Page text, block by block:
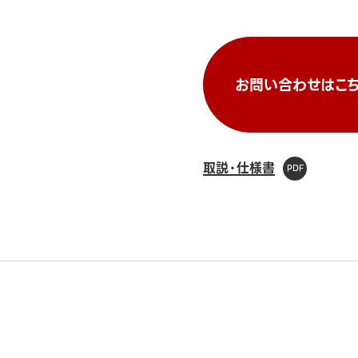
お問い合わせはこ
取説・仕様書